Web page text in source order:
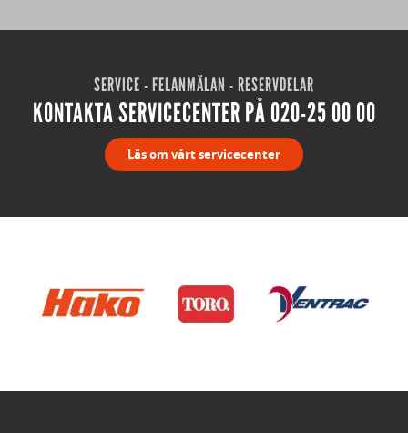
SERVICE - FELANMÄLAN - RESERVDELAR
KONTAKTA SERVICECENTER PÅ 020-25 00 00
Läs om vårt servicecenter